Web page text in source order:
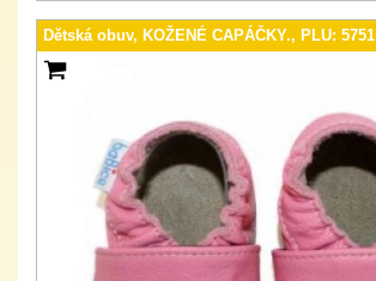
Dětská obuv, KOŽENÉ CAPÁČKY., PLU: 5751